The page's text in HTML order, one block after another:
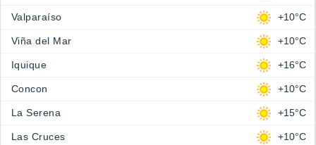
Valparaíso +10°C
Viña del Mar +10°C
Iquique +16°C
Concon +10°C
La Serena +15°C
Las Cruces +10°C